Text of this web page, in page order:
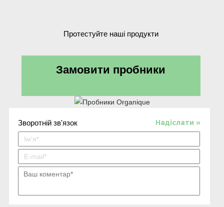
Протестуйте наші продукти
Замовити пробники
Зворотній зв'язок Надіслати »